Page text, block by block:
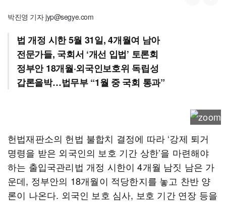
박진영 기자 jyp@segye.com
법 개정 시한 5월 31일, 4개월여 남아
전문가들, 국회서 ‘개선 입법’ 토론회
정부안 18개월·외국인보호위 독립성
갑론을박…법무부 “1월 중 국회 통과”
헌법재판소의 헌법 불합치 결정에 따라 ‘강제 퇴거
명령을 받은 외국인의 보호 기간 상한’을 마련해야
하는 출입국관리법 개정 시한이 4개월 남짓 남은 가
운데, 정부안의 18개월이 적당한지를 놓고 찬반 양
론이 나온다. 외국인 보호 심사, 보호 기간 연장 등을